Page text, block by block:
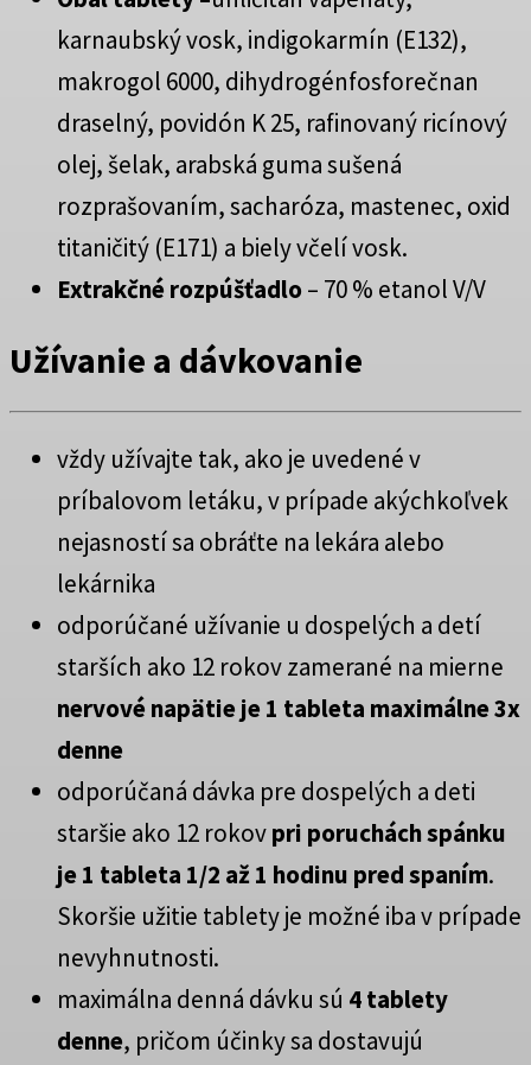
karnaubský vosk, indigokarmín (E132),
makrogol 6000, dihydrogénfosforečnan
draselný, povidón K 25, rafinovaný ricínový
olej, šelak, arabská guma sušená
rozprašovaním, sacharóza, mastenec, oxid
titaničitý (E171) a biely včelí vosk.
Extrakčné rozpúšťadlo– 70 % etanol V/V
Užívanie a dávkovanie
vždy užívajte tak, ako je uvedené v
príbalovom letáku, v prípade akýchkoľvek
nejasností sa obráťte na lekára alebo
lekárnika
odporúčané užívanie u dospelých a detí
starších ako 12 rokov zamerané na mierne
nervové napätie je 1 tableta maximálne 3x
denne
odporúčaná dávka pre dospelých a deti
staršie ako 12 rokovpri poruchách spánku
je 1 tableta 1/2 až 1 hodinu pred spaním.
Skoršie užitie tablety je možné iba v prípade
nevyhnutnosti.
maximálna denná dávku sú 4 tablety
denne, pričom účinky sa dostavujú